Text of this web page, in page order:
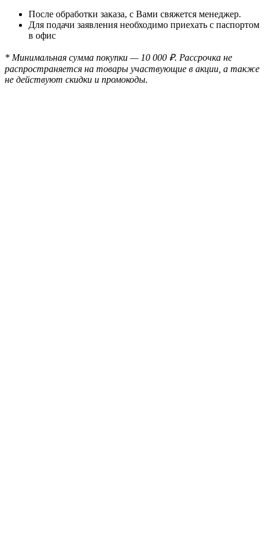
После обработки заказа, с Вами свяжется менеджер.
Для подачи заявления необходимо приехать с паспортом
в офис
* Минимальная сумма покупки — 10 000 ₽. Рассрочка не
распространяется на товары участвующие в акции, а также
не действуют скидки и промокоды.